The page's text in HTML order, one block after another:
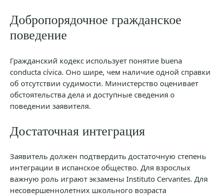
Добропорядочное гражданское
поведение
Гражданский кодекс использует понятие buena
conducta cívica. Оно шире, чем наличие одной справки
об отсутствии судимости. Министерство оценивает
обстоятельства дела и доступные сведения о
поведении заявителя.
Достаточная интеграция
Заявитель должен подтвердить достаточную степень
интеграции в испанское общество. Для взрослых
важную роль играют экзамены Instituto Cervantes. Для
несовершеннолетних школьного возраста